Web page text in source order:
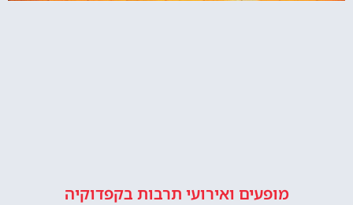
מופעים ואירועי תרבות בקפדוקיה